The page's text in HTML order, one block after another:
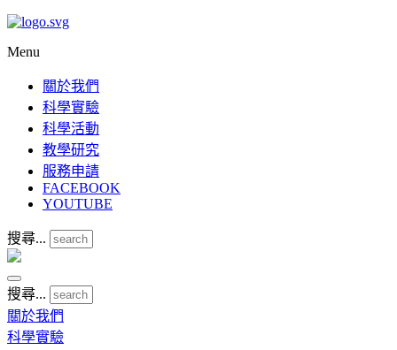
Menu
關於我們
科學實驗
科學活動
教學研究
服務申請
FACEBOOK
YOUTUBE
搜尋...
搜尋...
關於我們
科學實驗